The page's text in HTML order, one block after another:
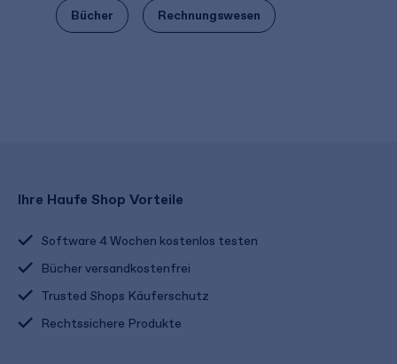
Bücher Rechnungswesen
Ihre Haufe Shop Vorteile
Software 4 Wochen kostenlos testen
Bücher versandkostenfrei
Trusted Shops Käuferschutz
Rechtssichere Produkte